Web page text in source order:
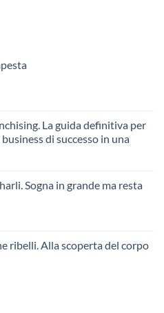
La guida definitiva per
di successo in una
Sogna in grande ma resta
ribelli. Alla scoperta del corpo